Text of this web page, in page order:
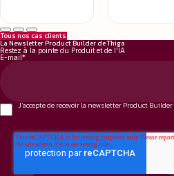
Tous nos cas clients
La Newsletter Product Builder de Thiga
Restez à la pointe du Produit et de l'IA
E-mail*
J'accepte de recevoir la newsletter Product Builder